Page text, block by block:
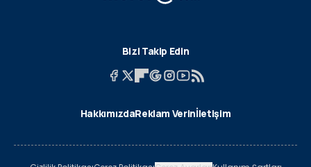
Bizi Takip Edin
HakkımızdaReklam Verinİletişim